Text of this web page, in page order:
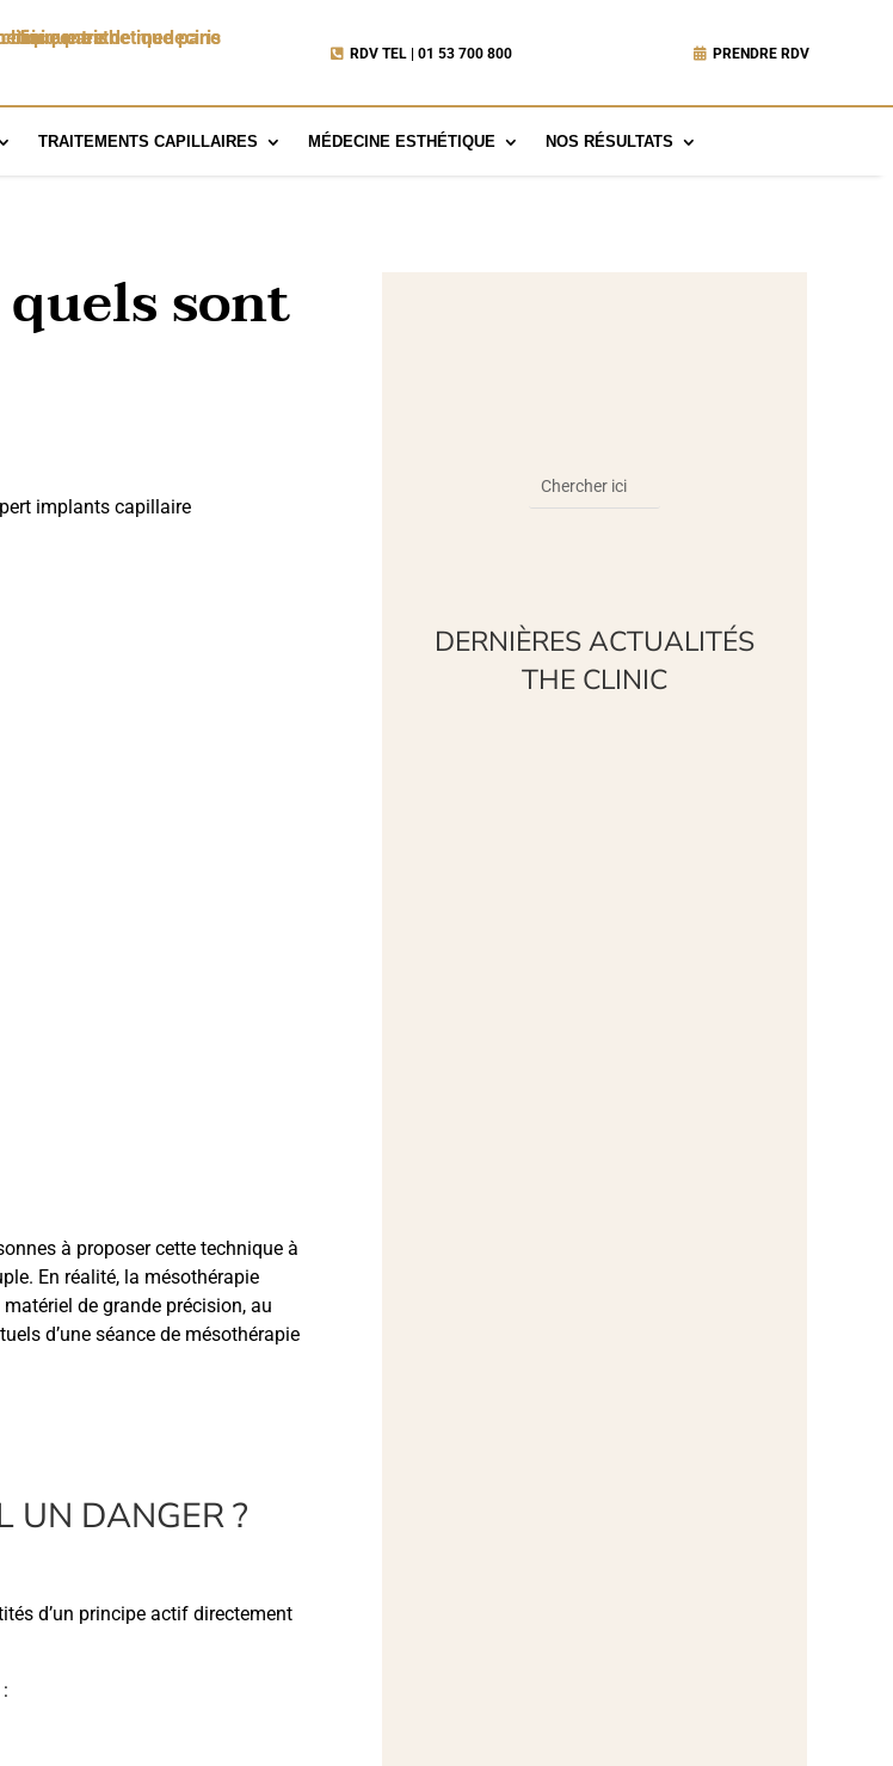
RDV TEL | 01 53 700 800 PRENDRE RDV
TRAITEMENTS CAPILLAIRES MÉDECINE ESTHÉTIQUE NOS RÉSULTATS
sont
à proposer cette technique à
En réalité, la mésothérapie
de grande précision, au
d’une séance de mésothérapie
UN DANGER ?
d’un principe actif directement
DERNIÈRES ACTUALITÉS
THE CLINIC